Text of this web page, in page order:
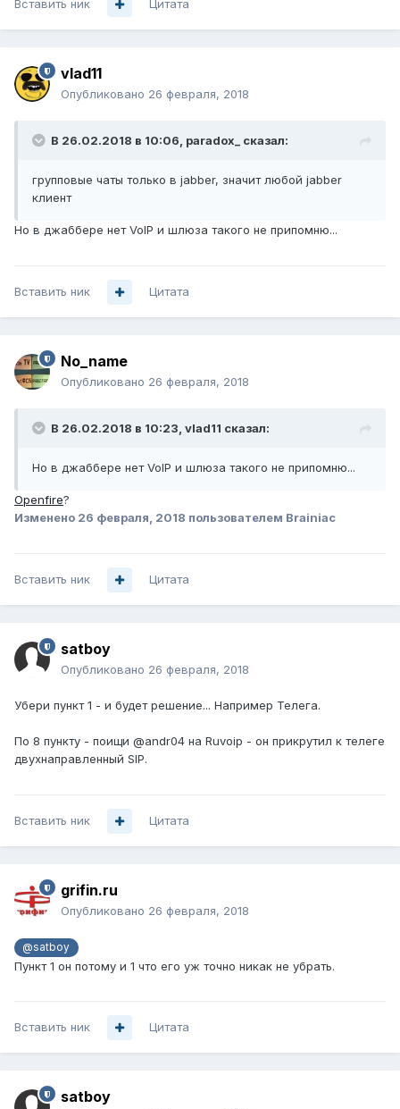
Вставить ник Цитата
vlad11
Опубликовано 26 февраля, 2018
В 26.02.2018 в 10:06, paradox_ сказал:
групповые чаты только в jabber, значит любой jabber
клиент
Но в джаббере нет VoIP и шлюза такого не припомню...
Вставить ник Цитата
No_name
Опубликовано 26 февраля, 2018
В 26.02.2018 в 10:23, vlad11 сказал:
Но в джаббере нет VoIP и шлюза такого не припомню...
Openfire?
Изменено 26 февраля, 2018 пользователем Brainiac
Вставить ник Цитата
satboy
Опубликовано 26 февраля, 2018
Убери пункт 1 - и будет решение... Например Телега.
По 8 пункту - поищи @andr04 на Ruvoip - он прикрутил к телеге
двухнаправленный SIP.
Вставить ник Цитата
grifin.ru
Опубликовано 26 февраля, 2018
@satboy
Пункт 1 он потому и 1 что его уж точно никак не убрать.
Вставить ник Цитата
satboy